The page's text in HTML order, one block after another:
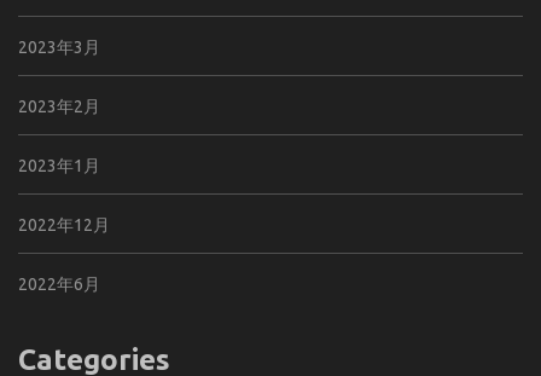
2023年3月
2023年2月
2023年1月
2022年12月
2022年6月
Categories